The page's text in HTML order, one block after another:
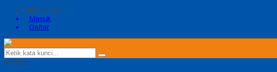
Halo, Guest!
Masuk
Daftar
MENU